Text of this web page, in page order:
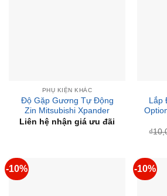
PHỤ KIỆN KHÁC
Độ Gặp Gương Tự Động
Zin Mitsubishi Xpander
Liên hệ nhận giá ưu đãi
Lắp
₫
-10% -10%